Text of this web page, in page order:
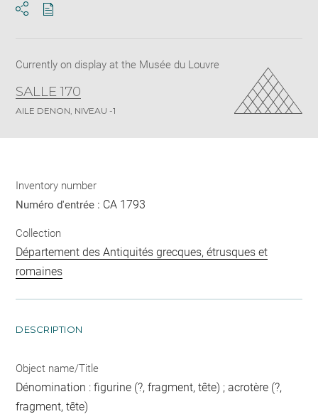
Currently on display at the Musée du Louvre
SALLE 170
AILE DENON, NIVEAU -1
Inventory number
Numéro d'entrée : CA 1793
Collection
Département des Antiquités grecques, étrusques et
romaines
DESCRIPTION
Object name/Title
Dénomination : figurine (?, fragment, tête) ; acrotère (?,
fragment, tête)